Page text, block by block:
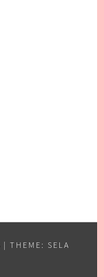
| THEME: SELA